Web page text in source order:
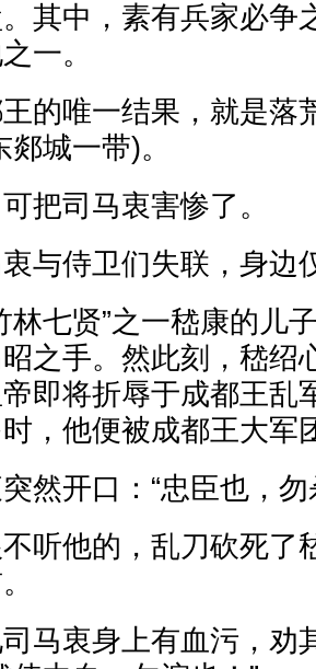
其中，素有兵家必争
一。
王的唯一结果，就是
城一带)。
把司马衷害惨了。
与侍卫们失联，身边
林七贤”之一嵇康的儿
之手。然此刻，嵇绍
即将折辱于成都王乱
，他便被成都王大军
然开口：“忠臣也，勿
听他的，乱刀砍死了
马衷身上有血污，劝